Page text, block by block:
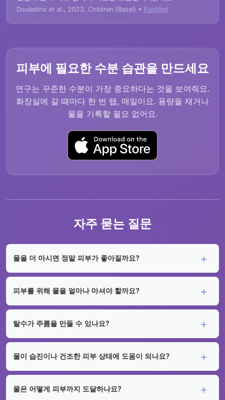
Douladiris et al., 2023. Children (Basel) • PubMed
피부에 필요한 수분 습관을 만드세요
연구는 꾸준한 수분이 가장 중요하다는 것을 보여줘요.
화장실에 갈 때마다 한 번 탭, 매일이요. 용량을 재거나
물을 기록할 필요 없어요.
자주 묻는 질문
물을 더 마시면 정말 피부가 좋아질까요?
피부를 위해 물을 얼마나 마셔야 할까요?
탈수가 주름을 만들 수 있나요?
물이 습진이나 건조한 피부 상태에 도움이 되나요?
물은 어떻게 피부까지 도달하나요?